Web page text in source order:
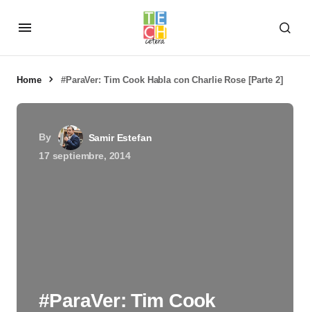
Home #ParaVer: Tim Cook Habla con Charlie Rose [Parte 2]
By
Samir Estefan
17 septiembre, 2014
#ParaVer: Tim Cook